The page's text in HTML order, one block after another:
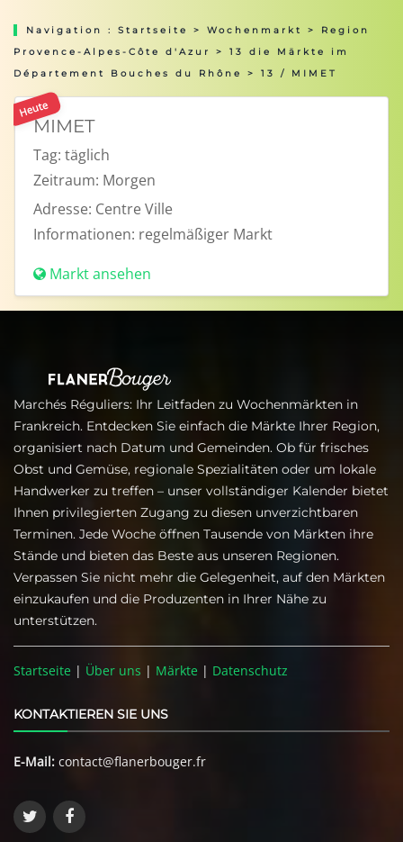
Navigation : Startseite > Wochenmarkt > Region
Provence-Alpes-Côte d'Azur
> 13 die Märkte im
Département Bouches du Rhône
> 13 / MIMET
Heute
MIMET
Tag: täglich
Zeitraum: Morgen
Adresse: Centre Ville
Informationen: regelmäßiger Markt
Markt ansehen
Marchés Réguliers: Ihr Leitfaden zu Wochenmärkten in
Frankreich. Entdecken Sie einfach die Märkte Ihrer Region,
organisiert nach Datum und Gemeinden. Ob für frisches
Obst und Gemüse, regionale Spezialitäten oder um lokale
Handwerker zu treffen – unser vollständiger Kalender bietet
Ihnen privilegierten Zugang zu diesen unverzichtbaren
Terminen. Jede Woche öffnen Tausende von Märkten ihre
Stände und bieten das Beste aus unseren Regionen.
Verpassen Sie nicht mehr die Gelegenheit, auf den Märkten
einzukaufen und die Produzenten in Ihrer Nähe zu
unterstützen.
Startseite | Über uns | Märkte | Datenschutz
KONTAKTIEREN SIE UNS
E-Mail: contact@flanerbouger.fr